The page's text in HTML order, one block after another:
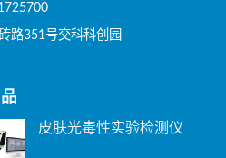
路351号交科科创园
皮肤光毒性实验检测仪